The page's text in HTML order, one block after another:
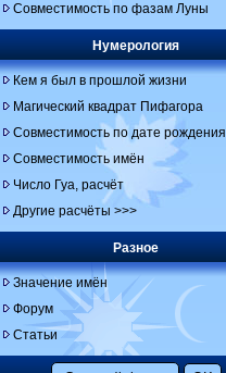
Совместимость по фазам Луны
Нумерология
Кем я был в прошлой жизни
Магический квадрат Пифагора
Совместимость по дате рождения
Совместимость имён
Число Гуа, расчёт
Другие расчёты >>>
Разное
Значение имён
Форум
Статьи